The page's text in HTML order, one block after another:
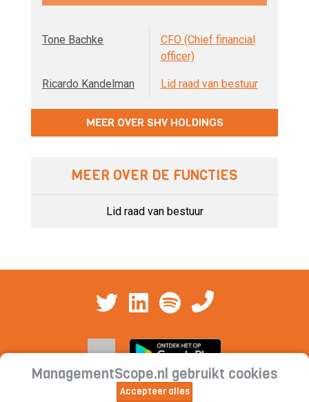
Tone Bachke
CFO (Chief financial
officer)
Ricardo Kandelman Lid raad van bestuur
MEER OVER SHV HOLDINGS
MEER OVER DE FUNCTIES
Lid raad van bestuur
ManagementScope.nl gebruikt cookies
Accepteer alles